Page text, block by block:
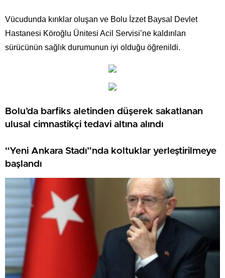
Vücudunda kırıklar oluşan ve Bolu İzzet Baysal Devlet
Hastanesi Köroğlu Ünitesi Acil Servisi’ne kaldırılan
sürücünün sağlık durumunun iyi olduğu öğrenildi.
Bolu’da barfiks aletinden düşerek sakatlanan
ulusal cimnastikçi tedavi altına alındı
“Yeni Ankara Stadı”nda koltuklar yerleştirilmeye
başlandı